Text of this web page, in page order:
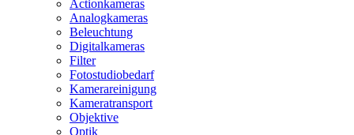
Actionkameras
Analogkameras
Beleuchtung
Digitalkameras
Filter
Fotostudiobedarf
Kamerareinigung
Kameratransport
Objektive
Optik